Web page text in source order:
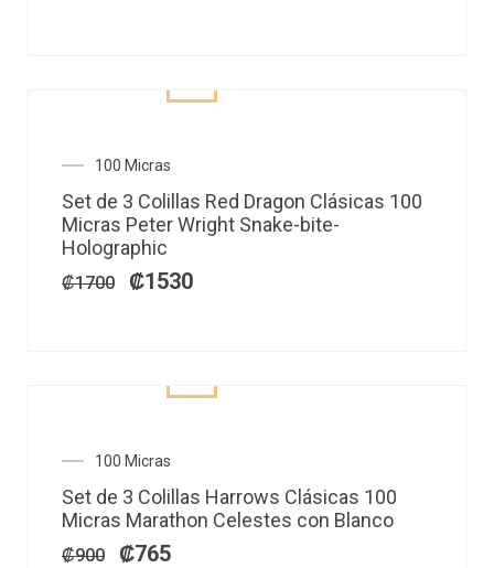
100 Micras
Set de 3 Colillas Red Dragon Clásicas 100
Micras Peter Wright Snake-bite-
Holographic
₡1700
El
precio
original
era:
₡1700.
₡1530
precio
actual
es:
100 Micras
Set de 3 Colillas Harrows Clásicas 100
Micras Marathon Celestes con Blanco
₡900
El
precio
original
era:
₡900.
₡765
precio
actual
es:
₡765.